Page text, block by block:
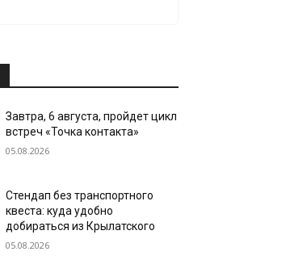
Завтра, 6 августа, пройдет цикл
встреч «Точка контакта»
05.08.2026
Стендап без транспортного
квеста: куда удобно
добираться из Крылатского
05.08.2026